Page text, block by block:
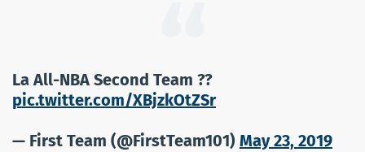
La All-NBA Second Team ??
pic.twitter.com/XBjzkOtZSr
— First Team (@FirstTeam101) May 23, 2019